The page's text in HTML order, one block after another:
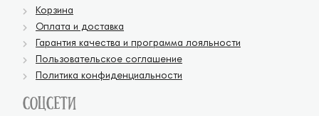
Корзина
Оплата и доставка
Гарантия качества и программа лояльности
Пользовательское соглашение
Политика конфиденциальности
Соцсети